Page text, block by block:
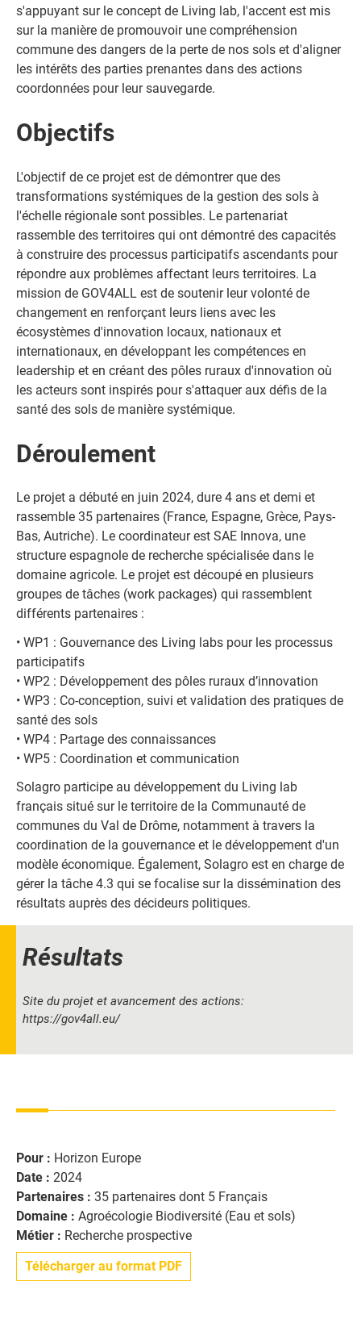
s'appuyant sur le concept de Living lab, l'accent est mis
sur la manière de promouvoir une compréhension
commune des dangers de la perte de nos sols et d'aligner
les intérêts des parties prenantes dans des actions
coordonnées pour leur sauvegarde.
Objectifs
L'objectif de ce projet est de démontrer que des
transformations systémiques de la gestion des sols à
l'échelle régionale sont possibles. Le partenariat
rassemble des territoires qui ont démontré des capacités
à construire des processus participatifs ascendants pour
répondre aux problèmes affectant leurs territoires. La
mission de GOV4ALL est de soutenir leur volonté de
changement en renforçant leurs liens avec les
écosystèmes d'innovation locaux, nationaux et
internationaux, en développant les compétences en
leadership et en créant des pôles ruraux d'innovation où
les acteurs sont inspirés pour s'attaquer aux défis de la
santé des sols de manière systémique.
Déroulement
Le projet a débuté en juin 2024, dure 4 ans et demi et
rassemble 35 partenaires (France, Espagne, Grèce, Pays-
Bas, Autriche). Le coordinateur est SAE Innova, une
structure espagnole de recherche spécialisée dans le
domaine agricole. Le projet est découpé en plusieurs
groupes de tâches (work packages) qui rassemblent
différents partenaires :
• WP1 : Gouvernance des Living labs pour les processus
participatifs
• WP2 : Développement des pôles ruraux d’innovation
• WP3 : Co-conception, suivi et validation des pratiques de
santé des sols
• WP4 : Partage des connaissances
• WP5 : Coordination et communication
Solagro participe au développement du Living lab
français situé sur le territoire de la Communauté de
communes du Val de Drôme, notamment à travers la
coordination de la gouvernance et le développement d'un
modèle économique. Également, Solagro est en charge de
gérer la tâche 4.3 qui se focalise sur la dissémination des
résultats auprès des décideurs politiques.
Résultats
Site du projet et avancement des actions:
https://gov4all.eu/
Pour : Horizon Europe
Date : 2024
Partenaires : 35 partenaires dont 5 Français
Domaine : Agroécologie Biodiversité (Eau et sols)
Métier : Recherche prospective
Télécharger au format PDF